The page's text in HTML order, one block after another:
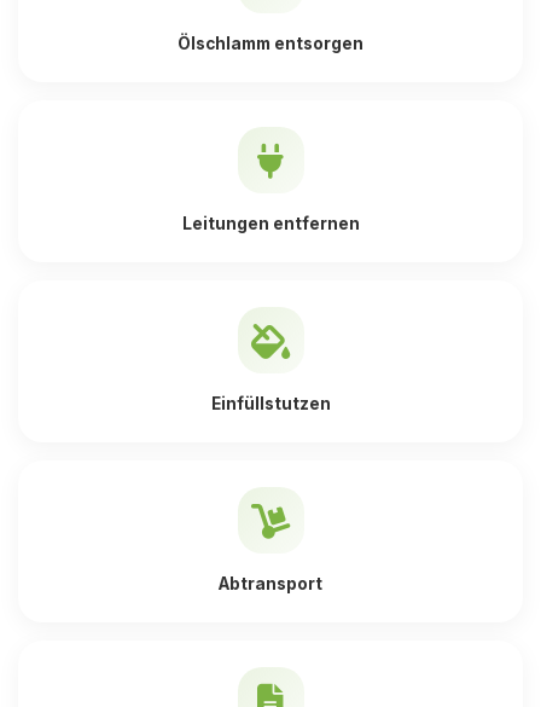
Ölschlamm entsorgen
Leitungen entfernen
Einfüllstutzen
Abtransport